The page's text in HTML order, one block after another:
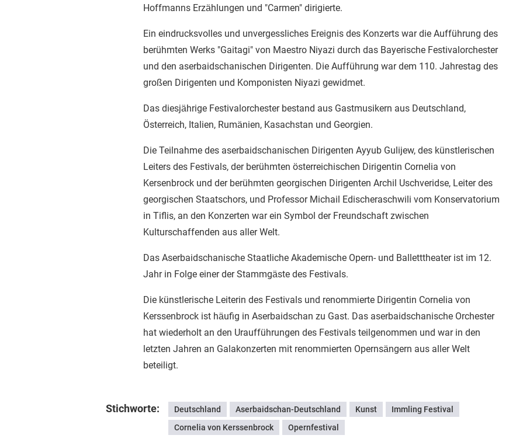
Hoffmanns Erzählungen und "Carmen" dirigierte.
Ein eindrucksvolles und unvergessliches Ereignis des Konzerts war die Aufführung des
berühmten Werks "Gaitagi" von Maestro Niyazi durch das Bayerische Festivalorchester
und den aserbaidschanischen Dirigenten. Die Aufführung war dem 110. Jahrestag des
großen Dirigenten und Komponisten Niyazi gewidmet.
Das diesjährige Festivalorchester bestand aus Gastmusikern aus Deutschland,
Österreich, Italien, Rumänien, Kasachstan und Georgien.
Die Teilnahme des aserbaidschanischen Dirigenten Ayyub Gulijew, des künstlerischen
Leiters des Festivals, der berühmten österreichischen Dirigentin Cornelia von
Kersenbrock und der berühmten georgischen Dirigenten Archil Uschveridse, Leiter des
georgischen Staatschors, und Professor Michail Edischeraschwili vom Konservatorium
in Tiflis, an den Konzerten war ein Symbol der Freundschaft zwischen
Kulturschaffenden aus aller Welt.
Das Aserbaidschanische Staatliche Akademische Opern- und Balletttheater ist im 12.
Jahr in Folge einer der Stammgäste des Festivals.
Die künstlerische Leiterin des Festivals und renommierte Dirigentin Cornelia von
Kerssenbrock ist häufig in Aserbaidschan zu Gast. Das aserbaidschanische Orchester
hat wiederholt an den Uraufführungen des Festivals teilgenommen und war in den
letzten Jahren an Galakonzerten mit renommierten Opernsängern aus aller Welt
beteiligt.
Stichworte: Deutschland Aserbaidschan-Deutschland Kunst
Immling Festival
Cornelia von Kerssenbrock
Opernfestival